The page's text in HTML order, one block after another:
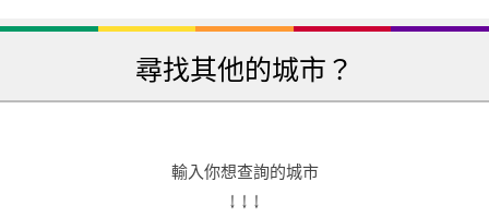
尋找其他的城市？
輸入你想查詢的城市
↓ ↓ ↓